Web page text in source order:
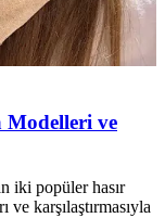
Modelleri ve
iki popüler hasır
karşılaştırmasıyla